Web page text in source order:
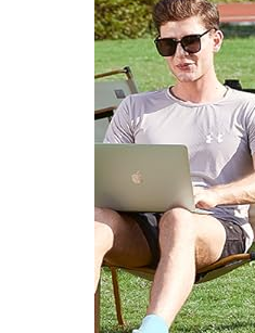
Telefoane mobile RugOne
Telefoane mobile Doogee
Telefoane mobile Oukitel
Telefoane mobile Ulefone
Telefoane mobile Unihertz
Telefoane mobile Cubot
Telefoane mobile Blackview
Telefoane mobile OSCAL
Telefoane mobile Fossibot
Telefoane mobile Lagenio
Telefoane mobile Samsung
Telefoane mobile iSEN